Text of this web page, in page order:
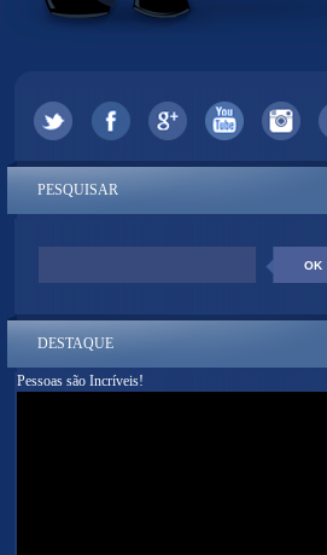
PESQUISAR
DESTAQUE
Pessoas são Incríveis!